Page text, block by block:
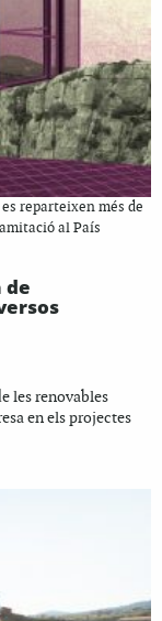
reparteixen més de
al País
de
les renovables
en els projectes